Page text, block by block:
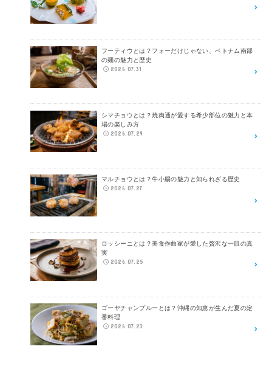
フーティウとは？フォーだけじゃない、ベトナム南部
の麺の魅力と歴史
2026.07.31
シマチョウとは？焼肉通が愛する希少部位の魅力と本
場の楽しみ方
2026.07.29
マルチョウとは？牛小腸の魅力と知られざる歴史
2026.07.27
ロッシーニとは？美食作曲家が愛した贅沢な一皿の真
実
2026.07.25
ゴーヤチャンプルーとは？沖縄の知恵が生んだ夏の定
番料理
2026.07.23